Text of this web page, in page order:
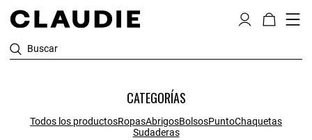
Buscar
CATEGORÍAS
Todos los productosRopasAbrigosBolsosPuntoChaquetas
Sudaderas